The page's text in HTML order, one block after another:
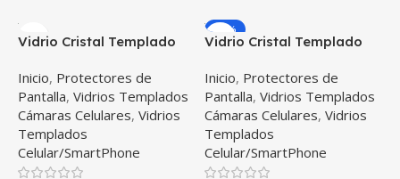
Vidrio Cristal Templado
iPhone 11
Inicio, Protectores de
Pantalla, Vidrios Templados
Cámaras Celulares, Vidrios
Templados
Celular/SmartPhone
-34%
Vidrio Cristal Templado
Celular iPhone 11 Pro Max
Inicio, Protectores de
Pantalla, Vidrios Templados
Cámaras Celulares, Vidrios
Templados
Celular/SmartPhone